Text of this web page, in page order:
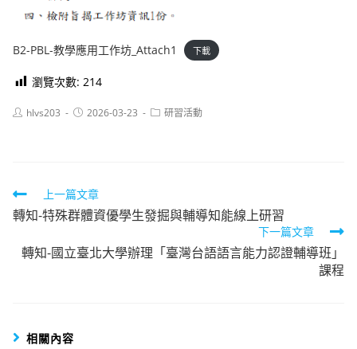
B2-PBL-教學應用工作坊_Attach1 下載
瀏覽次數: 214
Posthlvs203
Post2026-03-23
Post研習活動
Read
more
articles
上一篇文章
轉知-特殊群體資優學生發掘與輔導知能線上研習
下一篇文章
轉知-國立臺北大學辦理「臺灣台語語言能力認證輔導班」
課程
相關內容